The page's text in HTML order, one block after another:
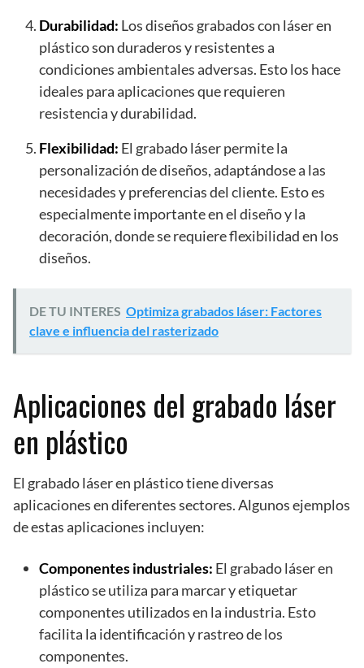
Durabilidad: Los diseños grabados con láser en
plástico son duraderos y resistentes a
condiciones ambientales adversas. Esto los hace
ideales para aplicaciones que requieren
resistencia y durabilidad.
Flexibilidad: El grabado láser permite la
personalización de diseños, adaptándose a las
necesidades y preferencias del cliente. Esto es
especialmente importante en el diseño y la
decoración, donde se requiere flexibilidad en los
diseños.
DE TU INTERES Optimiza grabados láser: Factores
clave e influencia del rasterizado
Aplicaciones del grabado láser
en plástico
El grabado láser en plástico tiene diversas
aplicaciones en diferentes sectores. Algunos ejemplos
de estas aplicaciones incluyen:
Componentes industriales: El grabado láser en
plástico se utiliza para marcar y etiquetar
componentes utilizados en la industria. Esto
facilita la identificación y rastreo de los
componentes.